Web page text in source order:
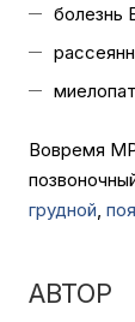
болезнь
Вовремя
грудной,
АВТОР